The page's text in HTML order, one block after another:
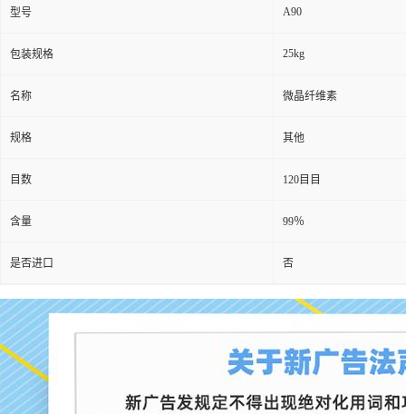
型号 A90
包装规格 25kg
名称 微晶纤维素
规格 其他
目数 120目目
含量 99％
是否进口 否